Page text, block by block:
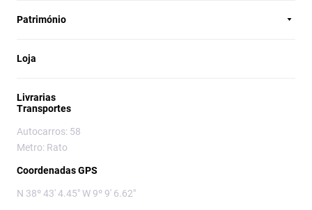
Património
Loja
Livrarias
Transportes
Autocarros: 58
Metro: Rato
Coordenadas GPS
N 38º 43' 4.45" W 9º 9' 6.62"